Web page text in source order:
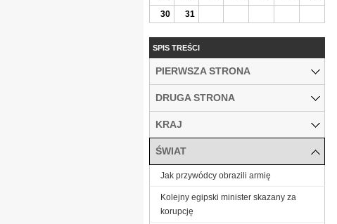
30
31
SPIS TREŚCI
PIERWSZA STRONA
DRUGA STRONA
KRAJ
ŚWIAT
Jak przywódcy obrazili armię
Kolejny egipski minister skazany za
korupcję